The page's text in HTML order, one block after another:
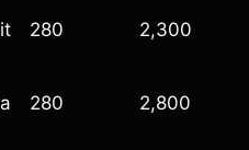
280 2,300
280 2,800